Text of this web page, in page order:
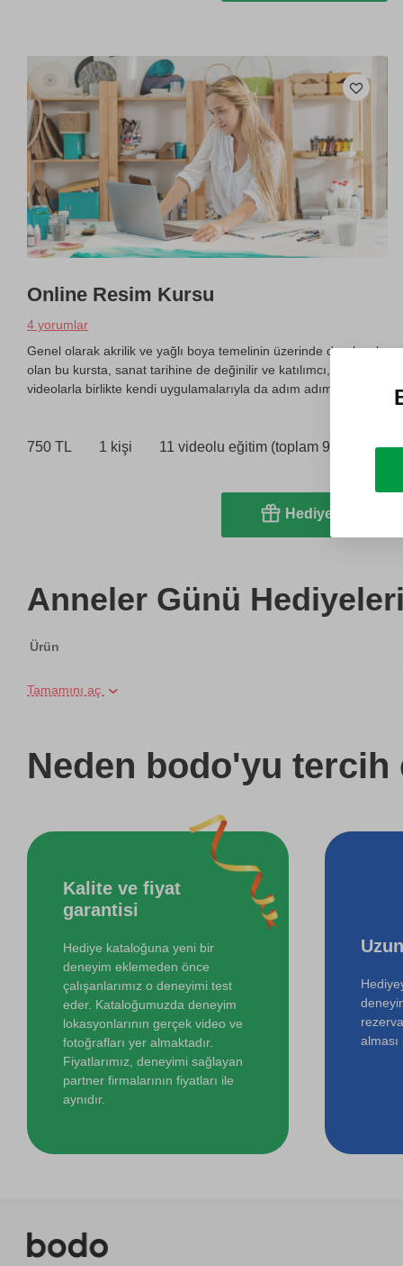
Online Resim Kursu
4 yorumlar
Genel olarak akrilik ve yağlı boya temelinin üzerinde durulacak
olan bu kursta, sanat tarihine de değinilir ve katılımcı,
videolarla birlikte kendi uygulamalarıyla da adım adım ilerler.
750 TL 1 kişi 11 videolu eğitim (toplam 9 saat)
Hediye et
Anneler Günü
Ürün
Online Suluboya Kursu
Online Resim Kursu
Online Temel Sanat Tarihi Eğitimi
Tamamını aç
Neden bodo'yu tercih
Kalite ve fiyat
garantisi
Hediye kataloğuna yeni bir
deneyim eklemeden önce
çalışanlarımız o deneyimi test
eder. Kataloğumuzda deneyim
lokasyonlarının gerçek video ve
fotoğrafları yer almaktadır.
Fiyatlarımız, deneyimi sağlayan
partner firmalarının fiyatları ile
aynıdır.
alması